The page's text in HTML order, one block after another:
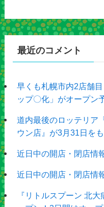
最近のコメント
早くも札幌市内2店舗
ップ〇化」がオープン
道内最後のロッテリア
ウン店』が3月31日を
近日中の開店・閉店情
近日中の開店・閉店情
『リトルスプーン 北